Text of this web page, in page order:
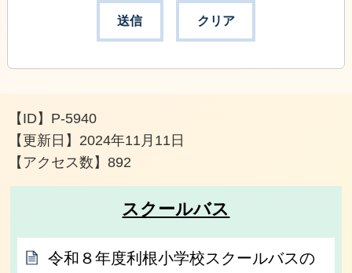
【ID】 P-5940
【更新日】 2024年11月11日
【アクセス数】892
スクールバス
令和８年度利根小学校スクールバスの